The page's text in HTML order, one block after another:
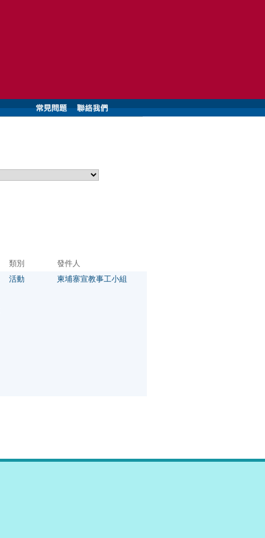
類別
發件人
活動 柬埔寨宣教事工小組